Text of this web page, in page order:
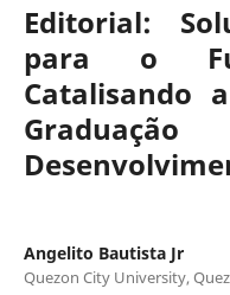
Editorial:
para o
Catalisando
Angelito Bautista Jr
Quezon City University,